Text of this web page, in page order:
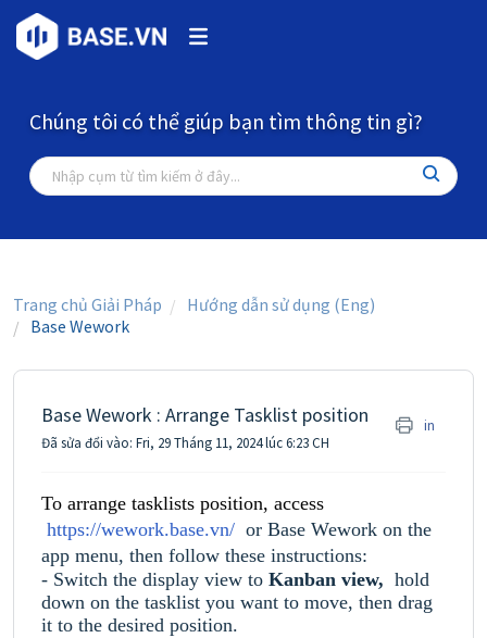
Chúng tôi có thể giúp bạn tìm thông tin gì?
Trang chủ Giải Pháp
Hướng dẫn sử dụng (Eng)
Base Wework
Base Wework : Arrange Tasklist position
in
Đã sửa đổi vào: Fri, 29 Tháng 11, 2024 lúc 6:23 CH
To arrange tasklists position, access
https://wework.base.vn/ or Base Wework on the
app menu, then follow these instructions:
- Switch the display view to Kanban view, hold
down on the tasklist you want to move, then drag
it to the desired position.